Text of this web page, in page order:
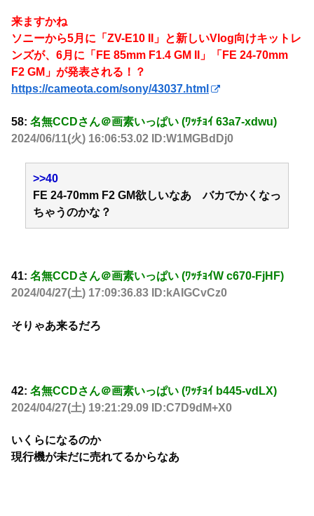
来ますかね
ソニーから5月に「ZV-E10 II」と新しいVlog向けキットレ
ンズが、6月に「FE 85mm F1.4 GM II」「FE 24-70mm
F2 GM」が発表される！？
https://cameota.com/sony/43037.html
58: 名無CCDさん＠画素いっぱい (ﾜｯﾁｮｲ 63a7-xdwu)
2024/06/11(火) 16:06:53.02 ID:W1MGBdDj0
>>40
FE 24-70mm F2 GM欲しいなあ バカでかくなっ
ちゃうのかな？
41: 名無CCDさん＠画素いっぱい (ﾜｯﾁｮｲW c670-FjHF)
2024/04/27(土) 17:09:36.83 ID:kAIGCvCz0
そりゃあ来るだろ
42: 名無CCDさん＠画素いっぱい (ﾜｯﾁｮｲ b445-vdLX)
2024/04/27(土) 19:21:29.09 ID:C7D9dM+X0
いくらになるのか
現行機が未だに売れてるからなあ